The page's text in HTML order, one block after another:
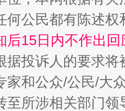
何公民都有陈述
后15日内不作出
据投诉人的要求将
家和公众/公民/大
至所涉相关部门